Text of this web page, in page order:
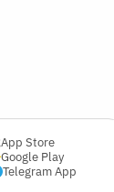
App Store
Google Play
Telegram App